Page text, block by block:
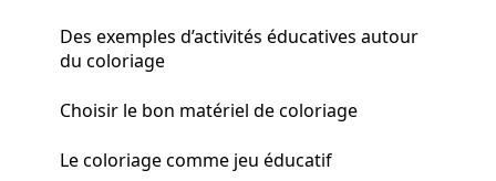
Des exemples d’activités éducatives autour
du coloriage
Choisir le bon matériel de coloriage
Le coloriage comme jeu éducatif